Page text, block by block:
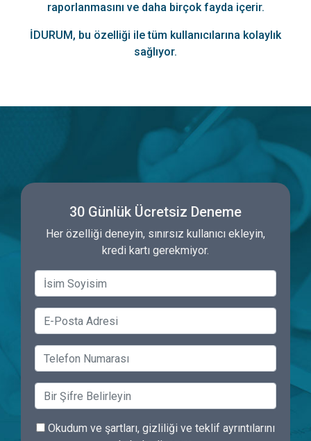
raporlanmasını ve daha birçok fayda içerir.
İDURUM, bu özelliği ile tüm kullanıcılarına kolaylık
sağlıyor.
30 Günlük Ücretsiz Deneme
Her özelliği deneyin, sınırsız kullanıcı ekleyin,
kredi kartı gerekmiyor.
Okudum ve şartları, gizliliği ve teklif ayrıntılarını